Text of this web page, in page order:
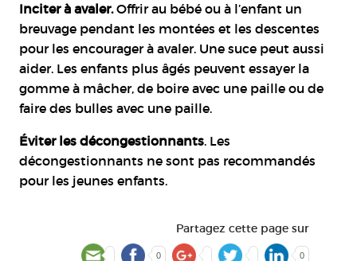
Inciter à avaler.Offrir au bébé ou à l’enfant un
breuvage pendant les montées et les descentes
pour les encourager à avaler. Une suce peut aussi
aider. Les enfants plus âgés peuvent essayer la
gomme à mâcher, de boire avec une paille ou de
faire des bulles avec une paille.
Éviter les décongestionnants. Les
décongestionnants ne sont pas recommandés
pour les jeunes enfants.
Partagez cette page sur
0 0